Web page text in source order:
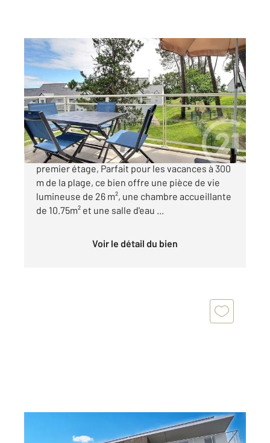
SARZEAU 56
45,88 m , 2 pièces
Ref : 13606
Appartement F2 à vendre
247 800 €
Découvrez cet appartement charmant situé au
premier étage, Parfait pour les vacances à 300
m de la plage, ce bien offre une pièce de vie
lumineuse de 26 m², une chambre accueillante
de 10.75m² et une salle d'eau ...
Voir le détail du bien
2, 2 pièces